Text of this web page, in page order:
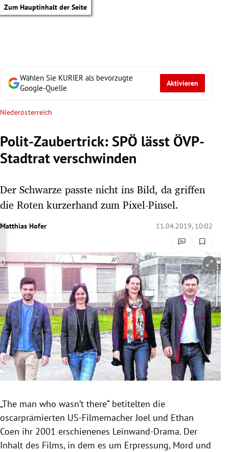
Zum Hauptinhalt der Seite
Untermenü
Untermenü
Untermenü
Untermenü
Untermenü
Untermenü
Untermenü
Wählen Sie KURIER als bevorzugte
Google-Quelle
Aktivieren
Niederösterreich
Polit-Zaubertrick: SPÖ lässt ÖVP-
Stadtrat verschwinden
Der Schwarze passte nicht ins Bild, da griffen
die Roten kurzerhand zum Pixel-Pinsel.
Matthias Hofer 11.04.2019, 10:02
Copyright-Hinweis öffnen/schließen
„The man who wasn’t there“ betitelten die
oscarprämierten US-Filmemacher Joel und Ethan
Coen ihr 2001 erschienenes Leinwand-Drama. Der
Inhalt des Films, in dem es um Erpressung, Mord und